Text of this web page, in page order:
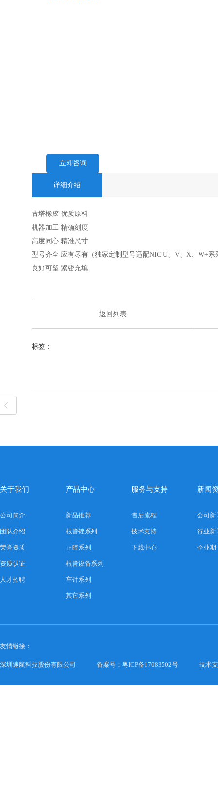
立即咨询
详细介绍
古塔橡胶 优质原料
机器加工 精确刻度
高度同心 精准尺寸
型号齐全 应有尽有（独家定制型号适配NIC U、V、X、W+系
良好可塑 紧密充填
返回列表
标签：
关于我们
公司简介
团队介绍
荣誉资质
资质认证
人才招聘
产品中心
新品推荐
根管锉系列
正畸系列
根管设备系列
车针系列
其它系列
服务与支持
售后流程
技术支持
下载中心
新闻
公司新
行业新
企业期
友情链接：
深圳速航科技股份有限公司 备案号：粤ICP备17083502号 技术